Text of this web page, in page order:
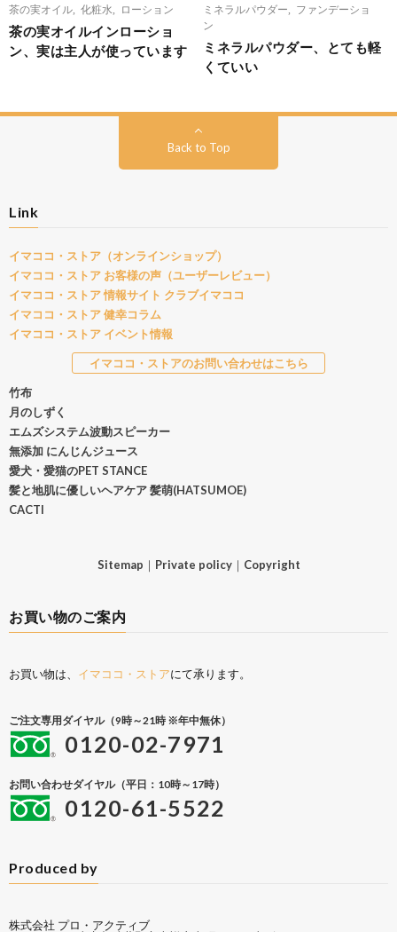
茶の実オイル
化粧水 ローション
茶の実オイルインローショ
ン、実は主人が使っています
ミネラルパウダー
ファンデーショ
ン
ミネラルパウダー、とても軽
くていい
Back to Top
Link
イマココ・ストア（オンラインショップ）
イマココ・ストア お客様の声（ユーザーレビュー）
イマココ・ストア 情報サイト クラブイマココ
イマココ・ストア 健幸コラム
イマココ・ストア イベント情報
イマココ・ストアのお問い合わせはこちら
竹布
月のしずく
エムズシステム波動スピーカー
無添加 にんじんジュース
愛犬・愛猫のPET STANCE
髪と地肌に優しいヘアケア 髪萌(HATSUMOE)
CACTI
Sitemap ｜ Private policy｜ Copyright
お買い物のご案内
お買い物は、 イマココ・ストアにて承ります。
ご注文専用ダイヤル（9時～21時 ※年中無休）
0120-02-7971
お問い合わせダイヤル（平日：10時～17時）
0120-61-5522
Produced by
株式会社 プロ・アクティブ